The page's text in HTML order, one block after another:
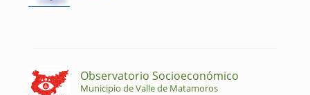
Observatorio Socioeconómico
Municipio de Valle de Matamoros